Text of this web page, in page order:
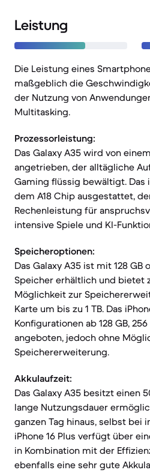
Leistung
Die Leistung eines
maßgeblich die
der Nutzung von
Multitasking.
Prozessorleistung:
Das Galaxy A35 wird von
angetrieben, der alltägliche
Gaming flüssig bewältigt. Das
dem A18 Chip ausgestattet,
Rechenleistung für
intensive Spiele und KI-
Speicheroptionen:
Das Galaxy A35 ist mit 128 GB
Speicher erhältlich und bietet
Möglichkeit zur
Karte um bis zu 1 TB. Das
Konfigurationen ab 128 GB, 256
angeboten, jedoch ohne
Speichererweiterung.
Akkulaufzeit:
Das Galaxy A35 besitzt einen
lange Nutzungsdauer
ganzen Tag hinaus, selbst bei
iPhone 16 Plus verfügt über
in Kombination mit der
ebenfalls eine sehr gute